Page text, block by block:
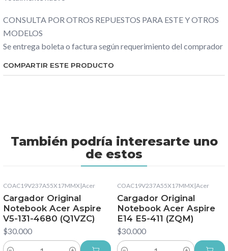
CONSULTA POR OTROS REPUESTOS PARA ESTE Y OTROS
MODELOS
Se entrega boleta o factura según requerimiento del comprador
COMPARTIR ESTE PRODUCTO
También podría interesarte uno
de estos
COAC19V237A55X17MMX|Acer
Cargador Original
Notebook Acer Aspire
V5-131-4680 (Q1VZC)
$30.000
COAC19V237A55X17MMX|Acer
Cargador Original
Notebook Acer Aspire
E14 E5-411 (ZQM)
$30.000